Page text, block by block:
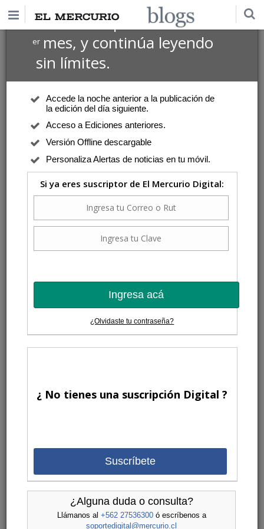
Suscríbete por $1 USD
ermes, y continúa leyendo
sin límites.
Accede la noche anterior a la publicación de
la edición del día siguiente.
Acceso a Ediciones anteriores.
Versión Offline descargable
Personaliza Alertas de noticias en tu móvil.
Si ya eres suscriptor de El Mercurio Digital:
Ingresa acá
¿Olvidaste tu contraseña?
¿ No tienes una suscripción Digital ?
Suscríbete
¿Alguna duda o consulta?
Llámanos al +562 27536300ó escríbenos a
soportedigital@mercurio.cl